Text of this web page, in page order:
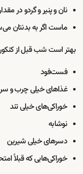
نان و پنیر و گردو در
ماست اگر به بدنتان
بهتر است شب قبل از کنکور
فست‌فود
غذاهای خیلی چرب و
خوراکی‌های خیلی تند
نوشابه
دسرهای خیلی شیرین
خوراکی‌هایی که قبلاً